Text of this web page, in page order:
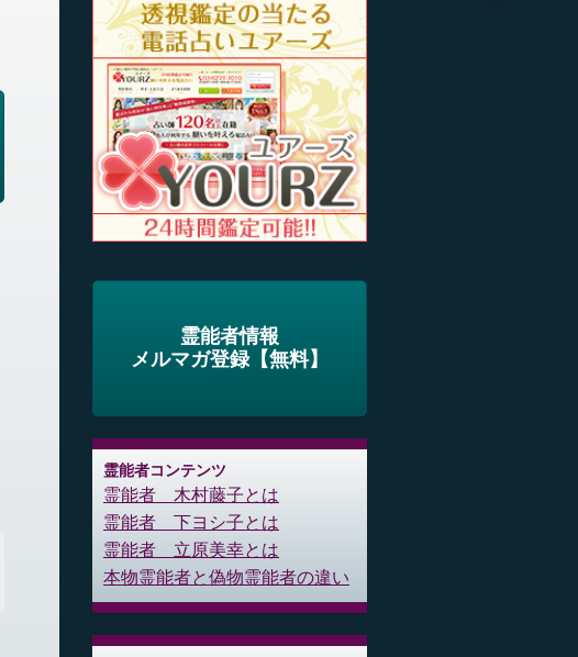
霊能者情報
メルマガ登録【無料】
霊能者コンテンツ
霊能者 木村藤子とは
霊能者 下ヨシ子とは
霊能者 立原美幸とは
本物霊能者と偽物霊能者の違い